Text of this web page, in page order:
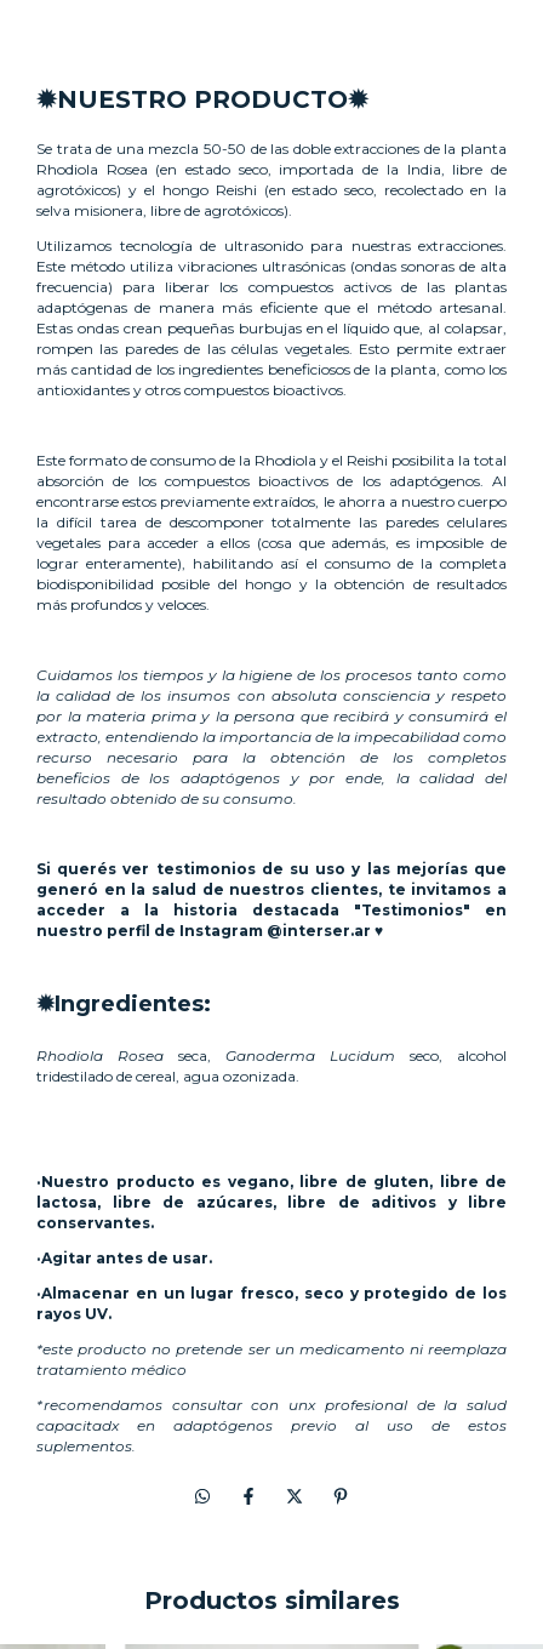
✹NUESTRO PRODUCTO✹
Se trata de una mezcla 50-50 de las doble extracciones de la planta
Rhodiola Rosea (en estado seco, importada de la India, libre de
agrotóxicos) y el hongo Reishi (en estado seco, recolectado en la
selva misionera, libre de agrotóxicos).
Utilizamos tecnología de ultrasonido para nuestras extracciones.
Este método utiliza vibraciones ultrasónicas (ondas sonoras de alta
frecuencia) para liberar los compuestos activos de las plantas
adaptógenas de manera más eficiente que el método artesanal.
Estas ondas crean pequeñas burbujas en el líquido que, al colapsar,
rompen las paredes de las células vegetales. Esto permite extraer
más cantidad de los ingredientes beneficiosos de la planta, como los
antioxidantes y otros compuestos bioactivos.
Este formato de consumo de la Rhodiola y el Reishi posibilita la total
absorción de los compuestos bioactivos de los adaptógenos. Al
encontrarse estos previamente extraídos, le ahorra a nuestro cuerpo
la difícil tarea de descomponer totalmente las paredes celulares
vegetales para acceder a ellos (cosa que además, es imposible de
lograr enteramente), habilitando así el consumo de la completa
biodisponibilidad posible del hongo y la obtención de resultados
más profundos y veloces.
Cuidamos los tiempos y la higiene de los procesos tanto como
la calidad de los insumos con absoluta consciencia y respeto
por la materia prima y la persona que recibirá y consumirá el
extracto, entendiendo la importancia de la impecabilidad como
recurso necesario para la obtención de los completos
beneficios de los adaptógenos y por ende, la calidad del
resultado obtenido de su consumo.
Si querés ver testimonios de su uso y las mejorías que
generó en la salud de nuestros clientes, te invitamos a
acceder a la historia destacada "Testimonios" en
nuestro perfil de Instagram @interser.ar ♥
✹Ingredientes:
Rhodiola Rosea seca, Ganoderma Lucidum seco, alcohol
tridestilado de cereal, agua ozonizada.
·Nuestro producto es vegano, libre de gluten, libre de
lactosa, libre de azúcares, libre de aditivos y libre
conservantes.
·Agitar antes de usar.
·Almacenar en un lugar fresco, seco y protegido de los
rayos UV.
*este producto no pretende ser un medicamento ni reemplaza
tratamiento médico
*recomendamos consultar con unx profesional de la salud
capacitadx en adaptógenos previo al uso de estos
suplementos.
Productos similares